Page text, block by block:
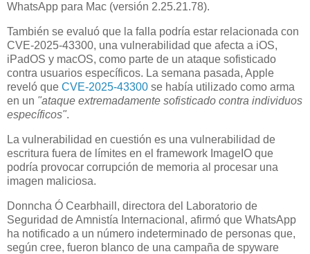
WhatsApp para Mac (versión 2.25.21.78).
También se evaluó que la falla podría estar relacionada con
CVE-2025-43300, una vulnerabilidad que afecta a iOS,
iPadOS y macOS, como parte de un ataque sofisticado
contra usuarios específicos. La semana pasada, Apple
reveló que CVE-2025-43300 se había utilizado como arma
en un "ataque extremadamente sofisticado contra individuos
específicos".
La vulnerabilidad en cuestión es una vulnerabilidad de
escritura fuera de límites en el framework ImageIO que
podría provocar corrupción de memoria al procesar una
imagen maliciosa.
Donncha Ó Cearbhaill, directora del Laboratorio de
Seguridad de Amnistía Internacional, afirmó que WhatsApp
ha notificado a un número indeterminado de personas que,
según cree, fueron blanco de una campaña de spyware